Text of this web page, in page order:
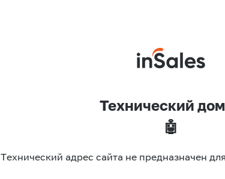
Технический
🤖
Технический адрес сайта не предназначен